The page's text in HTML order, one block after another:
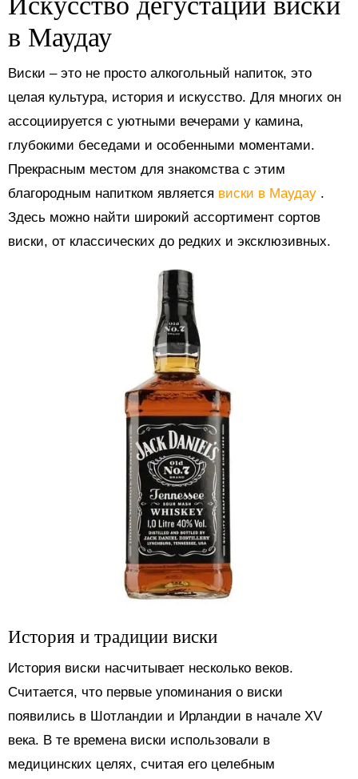
в Маудау
Виски – это не просто алкогольный напиток, это
целая культура, история и искусство. Для многих он
ассоциируется с уютными вечерами у камина,
глубокими беседами и особенными моментами.
Прекрасным местом для знакомства с этим
благородным напитком является виски в Маудау .
Здесь можно найти широкий ассортимент сортов
виски, от классических до редких и эксклюзивных.
История и традиции виски
История виски насчитывает несколько веков.
Считается, что первые упоминания о виски
появились в Шотландии и Ирландии в начале XV
века. В те времена виски использовали в
медицинских целях, считая его целебным